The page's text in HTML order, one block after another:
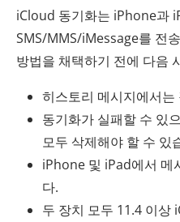
iCloud 동기화는 iPhone과
SMS/MMS/iMessage를 전
방법을 채택하기 전에 다음
히스토리 메시지에서는
동기화가 실패할 수 있
모두 삭제해야 할 수 있
iPhone 및 iPad에서 메
다.
두 장치 모두 11.4 이상